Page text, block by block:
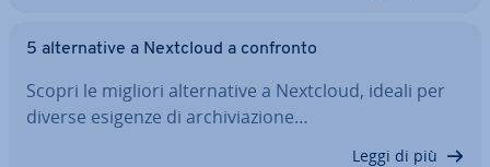
5 al­ter­na­ti­ve a Nextcloud a confronto
Scopri le migliori al­ter­na­ti­ve a Nextcloud, ideali per
diverse esigenze di ar­chi­via­zio­ne…
Leggi di più